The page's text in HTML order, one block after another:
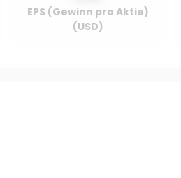
EPS (Gewinn pro Aktie)
(USD)